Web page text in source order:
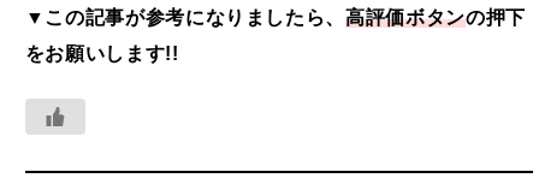
▼この記事が参考になりましたら、高評価ボタンの押下
をお願いします!!